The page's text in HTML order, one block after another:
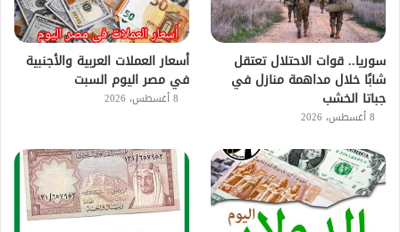
سوريا.. قوات الاحتلال تعتقل
شابًا خلال مداهمة منازل في
جباتا الخشب
8 أغسطس، 2026
أسعار العملات العربية والأجنبية
في مصر اليوم السبت
8 أغسطس، 2026